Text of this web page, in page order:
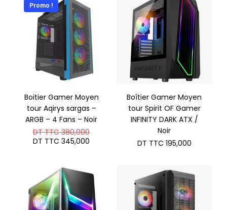
TTC 218,000.
Promo !
Boitier Gamer Moyen
tour Aqirys sargas –
ARGB – 4 Fans – Noir
DT TTC380,000Le
TTC 380,000.
DT TTC 345,000
DT
TTC 345,000.
Boîtier Gamer Moyen
tour Spirit OF Gamer
INFINITY DARK ATX /
Noir
DT TTC 195,000